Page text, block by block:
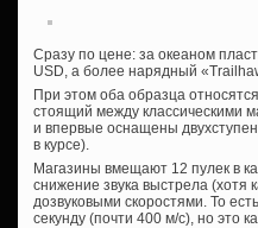
Сразу по цене: за океаном
USD, а более нарядный
При этом оба образца
стоящий между классическими
и впервые оснащены
в курсе).
Магазины вмещают 12 пулек в
снижение звука выстрела (хотя
дозвуковыми скоростями. То
секунду (почти 400 м/с), но это